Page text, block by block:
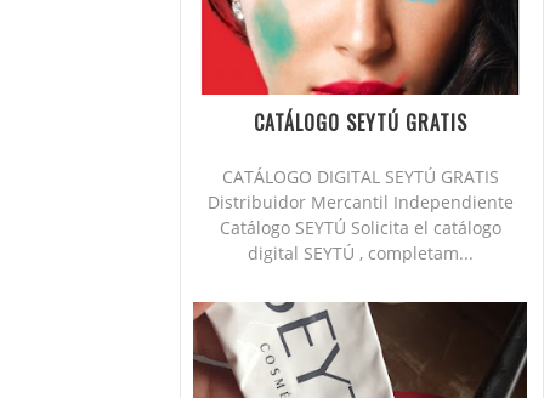
CATÁLOGO SEYTÚ GRATIS
CATÁLOGO DIGITAL SEYTÚ GRATIS
Distribuidor Mercantil Independiente
Catálogo SEYTÚ Solicita el catálogo
digital SEYTÚ , completam...